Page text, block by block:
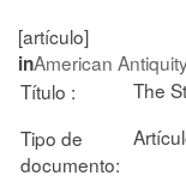
[artículo]
inAmerican
Título :
The
Tipo de
documento: